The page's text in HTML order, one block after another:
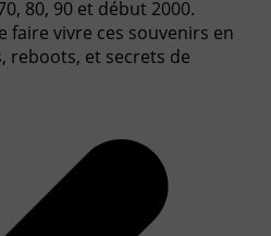
80, 90 et début 2000.
faire vivre ces souvenirs en
reboots, et secrets de